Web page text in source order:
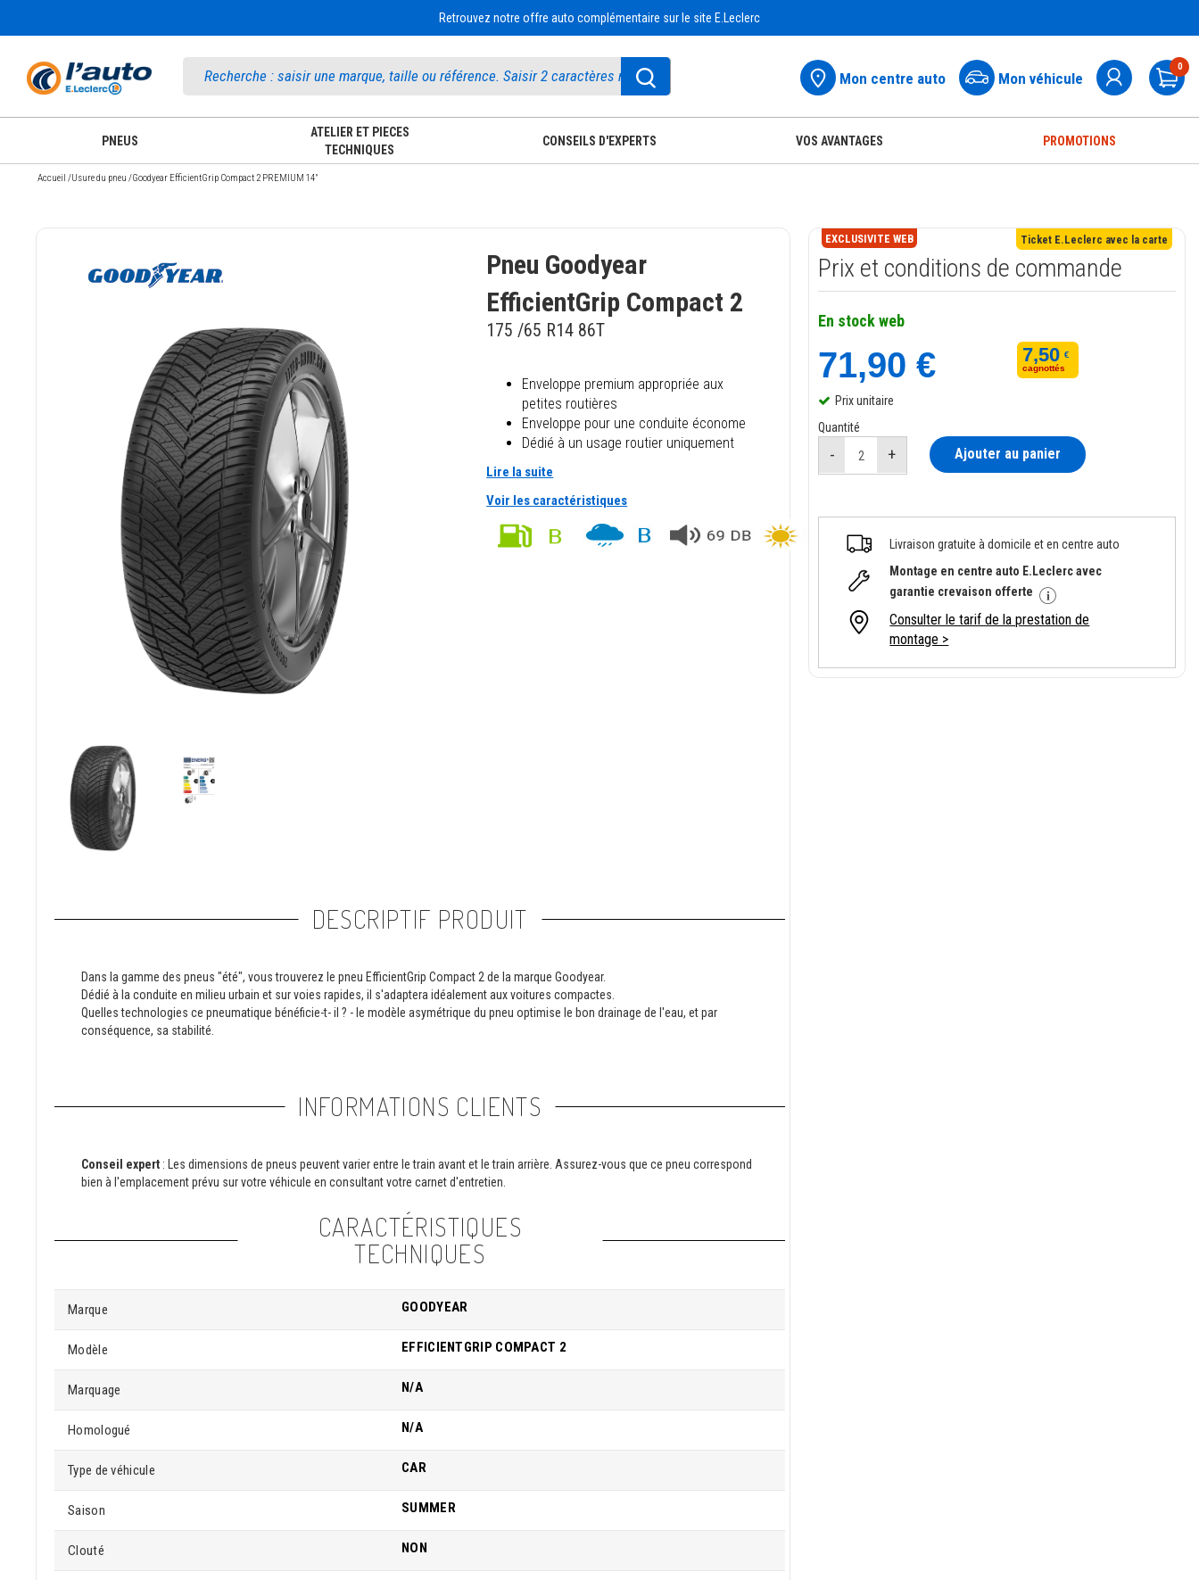
Retrouvez notre offre auto complémentaire sur le site E.Leclerc
Mon centre auto Mon véhicule
0
PNEUS
ATELIER ET PIECES
TECHNIQUES
CONSEILS D'EXPERTS VOS AVANTAGES PROMOTIONS
Accueil /Usure du pneu /Goodyear EfficientGrip Compact 2 PREMIUM 14"
Pneu Goodyear
EfficientGrip Compact 2
175 /65 R14 86T
Enveloppe premium appropriée aux
petites routières
Enveloppe pour une conduite économe
Dédié à un usage routier uniquement
Lire la suite
Voir les caractéristiques
DESCRIPTIF PRODUIT
Dans la gamme des pneus "été", vous trouverez le pneu EfficientGrip Compact 2 de la marque Goodyear.
Dédié à la conduite en milieu urbain et sur voies rapides, il s'adaptera idéalement aux voitures compactes.
Quelles technologies ce pneumatique bénéficie-t- il ? - le modèle asymétrique du pneu optimise le bon drainage de l'eau, et par
conséquence, sa stabilité.
INFORMATIONS CLIENTS
Conseil expert : Les dimensions de pneus peuvent varier entre le train avant et le train arrière. Assurez-vous que ce pneu correspond
bien à l'emplacement prévu sur votre véhicule en consultant votre carnet d'entretien.
CARACTÉRISTIQUES
TECHNIQUES
Marque GOODYEAR
Modèle EFFICIENTGRIP COMPACT 2
Marquage N/A
Homologué N/A
Type de véhicule CAR
Saison SUMMER
Clouté NON
EXCLUSIVITE WEB Ticket E.Leclerc avec la carte
Prix et conditions de commande
En stock web
7,50 €
cagnottés
71,90 €
Prix unitaire
Quantité
Ajouter au panier
Livraison gratuite à domicile et en centre auto
Montage en centre auto E.Leclerc avec
garantie crevaison offerte
Consulter le tarif de la prestation de
montage >